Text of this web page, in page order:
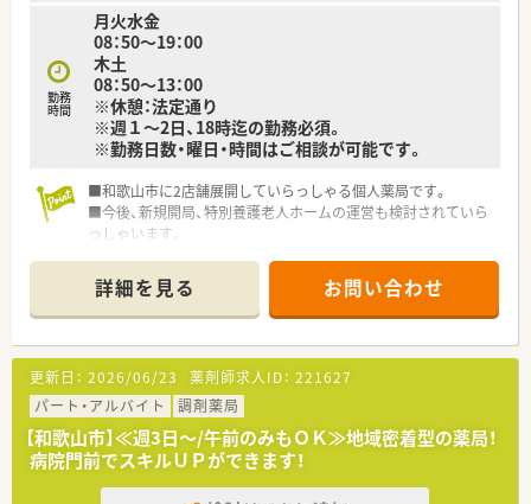
勤務
時間
月火水金
08：50～19：00
木土
08：50～13：00
※休憩：法定通り
※週１～2日、18時迄の勤務必須。
※勤務日数・曜日・時間はご相談が可能です。
■和歌山市に2店舗展開していらっしゃる個人薬局です。
■今後、新規開局、特別養護老人ホームの運営も検討されていら
っしゃいます。
ます。
詳細を見る お問い合わせ
更新日： 2026/06/23 薬剤師求人ID： 221627
パート・アルバイト
調剤薬局
【和歌山市】≪週3日～/午前のみもＯＫ≫地域密着型の薬局！
病院門前でスキルＵＰができます！